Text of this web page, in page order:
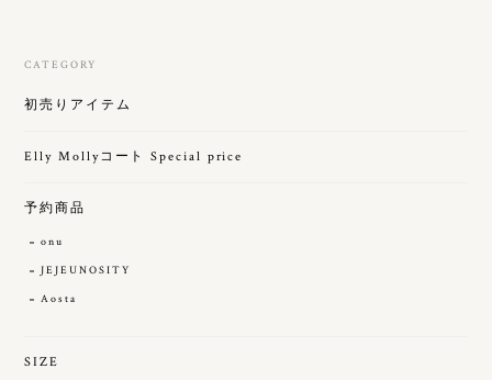
CATEGORY
初売りアイテム
Elly Mollyコート Special price
予約商品
onu
JEJEUNOSITY
Aosta
SIZE